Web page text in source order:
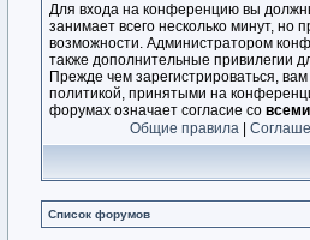
Для входа на конференцию вы
занимает всего несколько минут, но
возможности. Администратором
также дополнительные привилегии
Прежде чем зарегистрироваться,
политикой, принятыми на
форумах означает согласие со всеми
Общие правила
Список форумов